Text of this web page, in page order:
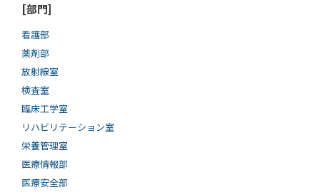
[部門]
看護部
薬剤部
放射線室
検査室
臨床工学室
リハビリテーション室
栄養管理室
医療情報部
医療安全部